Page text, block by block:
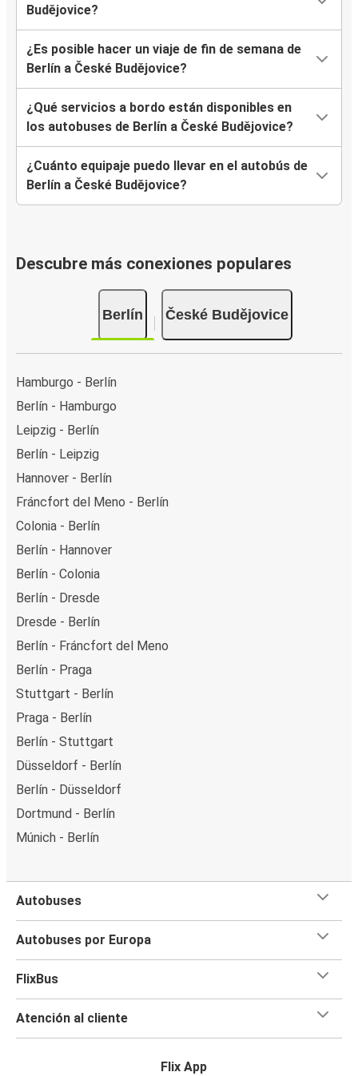
Budějovice?
¿Es posible hacer un viaje de fin de semana de
Berlín a České Budějovice?
¿Qué servicios a bordo están disponibles en
los autobuses de Berlín a České Budějovice?
¿Cuánto equipaje puedo llevar en el autobús de
Berlín a České Budějovice?
Descubre más conexiones populares
Berlín České Budějovice
Hamburgo - Berlín
Berlín - Hamburgo
Leipzig - Berlín
Berlín - Leipzig
Hannover - Berlín
Fráncfort del Meno - Berlín
Colonia - Berlín
Berlín - Hannover
Berlín - Colonia
Berlín - Dresde
Dresde - Berlín
Berlín - Fráncfort del Meno
Berlín - Praga
Stuttgart - Berlín
Praga - Berlín
Berlín - Stuttgart
Düsseldorf - Berlín
Berlín - Düsseldorf
Dortmund - Berlín
Múnich - Berlín
Autobuses
Autobuses por Europa
FlixBus
Atención al cliente
Flix App